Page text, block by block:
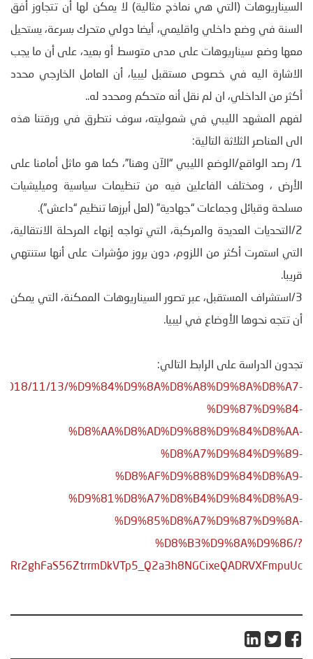
السيناريوهات (التي هي نماذج مثالية) لا يمكن لها أن تتجاوز أفق
السنة في وضع داخلي واقليمي، أيضا دولي متحرك بسرعة، يستحيل
معها وضع سيناريوهات على مدى متوسط أو بعيد، على أن ما يجب
الاشارة اليه في خصوص مستقبل ليبيا، أن العامل الخارجي محدد
أكثر من الداخلي، ان لم نقل أنه متحكم ومحدد له..
لفهم المشهد الليبي في شموليته، سوف نتطرق في ورقتنا هذه
الى العناصر الثلاثة التالية:
1/ رصد الواقع/الوضع الليبي “الآن وهنا”، كما هو ماثل أمامنا على
الأرض ، ومختلف الفاعلين فيه من تنظيمات سياسية وميليشيات
مسلحة وقبائل وجماعات “جهادية” (لعل أبرزها تنظيم “داعش”).
2/التحديات العديدة والمركبة، التي تواجه إنهاء المرحلة الانتقالية،
التي استمرت أكثر من اللزوم، دون بروز مؤشرات على أنها ستنتهي
قريبا.
3/استشراف المستقبل، عبر تصور السيناريوهات الممكنة، التي يمكن
أن تتجه نحوها الأوضاع في ليبيا.
تجدون الدراسة على الرابط التالي:
11/13/%D9%84%D9%8A%D8%A8%D9%8A%D8%A7-
%D9%87%D9%84-
%D8%AA%D8%AD%D9%88%D9%84%D8%AA-
%D8%A7%D9%84%D9%89-
%D8%AF%D9%88%D9%84%D8%A9-
%D9%81%D8%A7%D8%B4%D9%84%D8%A9-
%D9%85%D8%A7%D9%87%D9%8A-
%D8%B3%D9%8A%D9%86/?